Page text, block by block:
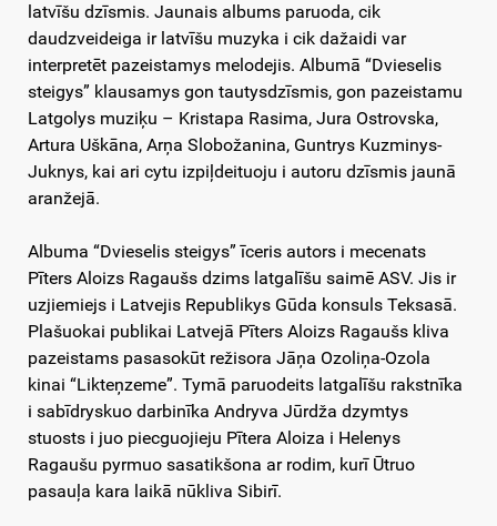
latvīšu dzīsmis. Jaunais albums paruoda, cik
daudzveideiga ir latvīšu muzyka i cik dažaidi var
interpretēt pazeistamys melodejis. Albumā “Dvieselis
steigys” klausamys gon tautysdzīsmis, gon pazeistamu
Latgolys muziķu – Kristapa Rasima, Jura Ostrovska,
Artura Uškāna, Arņa Slobožanina, Guntrys Kuzminys-
Juknys, kai ari cytu izpiļdeituoju i autoru dzīsmis jaunā
aranžejā.
Albuma “Dvieselis steigys” īceris autors i mecenats
Pīters Aloizs Ragaušs dzims latgalīšu saimē ASV. Jis ir
uzjiemiejs i Latvejis Republikys Gūda konsuls Teksasā.
Plašuokai publikai Latvejā Pīters Aloizs Ragaušs kliva
pazeistams pasasokūt režisora Jāņa Ozoliņa-Ozola
kinai “Likteņzeme”. Tymā paruodeits latgalīšu rakstnīka
i sabīdryskuo darbinīka Andryva Jūrdža dzymtys
stuosts i juo piecguojieju Pītera Aloiza i Helenys
Ragaušu pyrmuo sasatikšona ar rodim, kurī Ūtruo
pasauļa kara laikā nūkliva Sibirī.